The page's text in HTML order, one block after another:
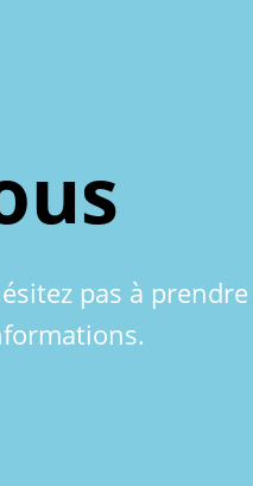
pas à prendre